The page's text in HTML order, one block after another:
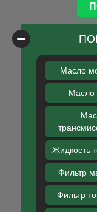
Масло
Жидкость
Фильтр
Фильтр